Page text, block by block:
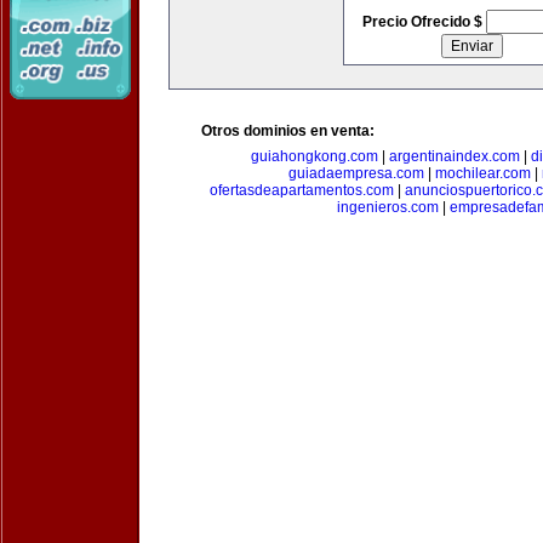
Precio Ofrecido $
Otros dominios en venta:
guiahongkong.com| argentinaindex.com|
guiadaempresa.com
mochilear.com
ofertasdeapartamentos.com
ingenieros.com|